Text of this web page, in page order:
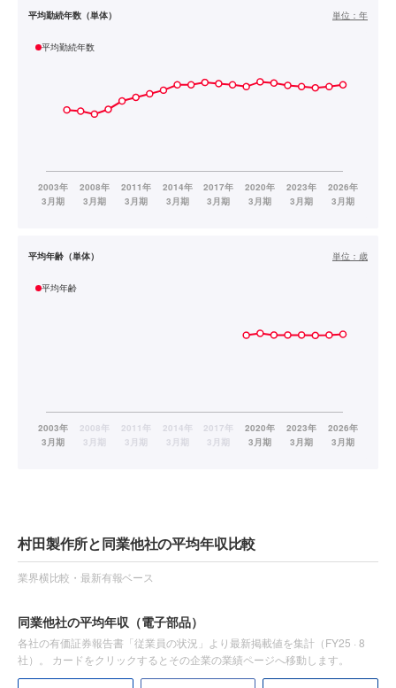
平均勤続年数（単体） 単位： 年
平均勤続年数
平均年齢（単体） 単位： 歳
平均年齢
村田製作所と同業他社の平均年収比較
業界横比較・最新有報ベース
同業他社の平均年収 （電子部品）
各社の有価証券報告書「従業員の状況」より最新掲載値を集計（FY25 · 8
社）。 カードをクリックするとその企業の業績ページへ移動します。